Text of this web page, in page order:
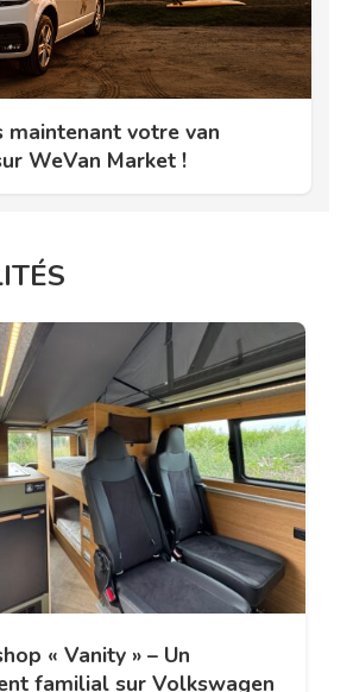
maintenant votre van
WeVan Market !
« Vanity » – Un
familial sur Volkswagen